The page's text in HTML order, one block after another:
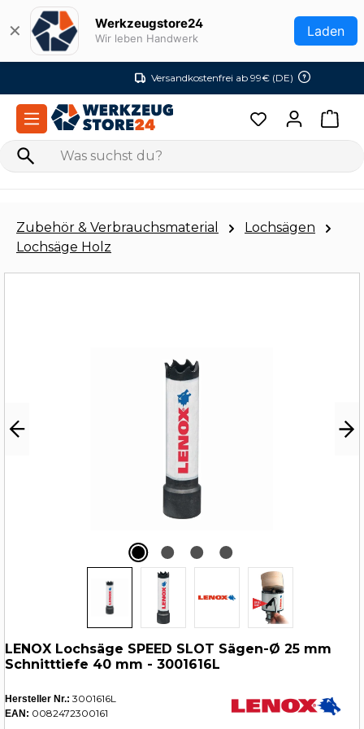
Zum Hauptinhalt springen
✕ Werkzeugstore24
Wir leben Handwerk Laden
Versandkostenfrei ab 99€ (DE)
Zubehör & Verbrauchsmaterial
Lochsägen
Lochsäge Holz
LENOX Lochsäge SPEED SLOT Sägen-Ø 25 mm
Schnitttiefe 40 mm - 3001616L
Hersteller Nr.: 3001616L
EAN: 0082472300161